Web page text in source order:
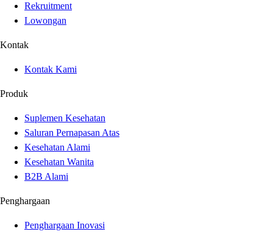
Rekruitment
Lowongan
Kontak
Kontak Kami
Produk
Suplemen Kesehatan
Saluran Pernapasan Atas
Kesehatan Alami
Kesehatan Wanita
B2B Alami
Penghargaan
Penghargaan Inovasi